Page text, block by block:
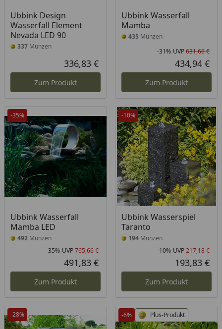
Ubbink Design
Wasserfall Element
Nevada LED 90
337 Münzen
Aktueller Preis
336,83 €
Zum Produkt
Ubbink Wasserfall
Mamba
435 Münzen
-31% UVP631,66 €
434,94 €
Zum Produkt
-35%
Ubbink Wasserfall
Mamba LED
492 Münzen
Rabatt in Prozent
-35%
Ursprünglicher Preis
UVP765,66 €
Aktueller Preis
491,83 €
Zum Produkt
-10%
Ubbink Wasserspiel
Taranto
194Münzen
-10% UVP217,18 €
193,83 €
Zum Produkt
-28% -6% Plus-Produkt